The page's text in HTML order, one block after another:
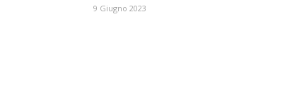
9 Giugno 2023